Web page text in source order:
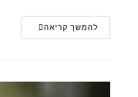
להמשך קריאה